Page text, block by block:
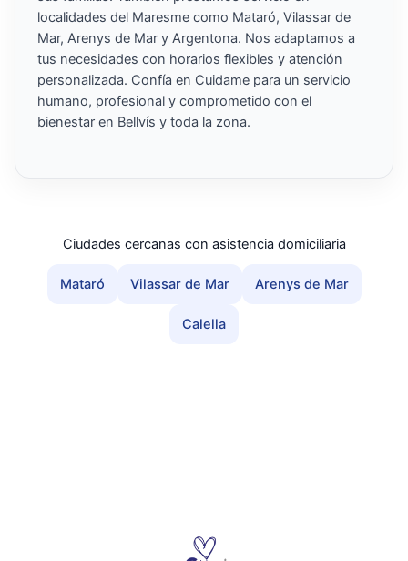
localidades del Maresme como Mataró, Vilassar de
Mar, Arenys de Mar y Argentona. Nos adaptamos a
tus necesidades con horarios flexibles y atención
personalizada. Confía en Cuidame para un servicio
humano, profesional y comprometido con el
bienestar en Bellvís y toda la zona.
Ciudades cercanas con asistencia domiciliaria
Mataró Vilassar de Mar Arenys de Mar
Calella